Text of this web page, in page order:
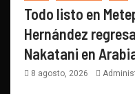
Todo listo en
Hernández
Nakatani en
8 agosto, 2026